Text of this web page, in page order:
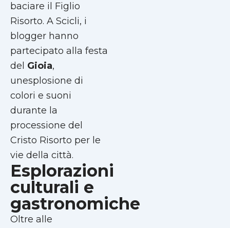
baciare il Figlio
Risorto. A Scicli, i
blogger hanno
partecipato alla festa
del Gioia,
unesplosione di
colori e suoni
durante la
processione del
Cristo Risorto per le
vie della città.
Esplorazioni
culturali e
gastronomiche
Oltre alle